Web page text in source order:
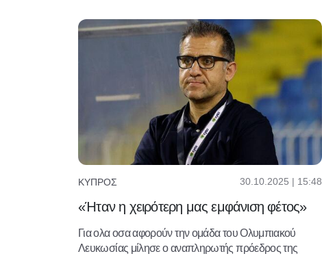
ΚΎΠΡΟΣ 30.10.2025 | 15:48
«Ήταν η χειρότερη μας εμφάνιση φέτος»
Για ολα οσα αφορούν την ομάδα του Ολυμπιακού
Λευκωσίας μίλησε ο αναπληρωτής πρόεδρος της